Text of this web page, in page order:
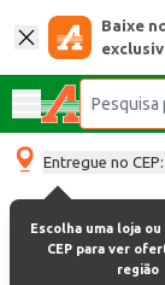
Baixe
Entregue no CEP:
Escolha uma loja
CEP para ver
região